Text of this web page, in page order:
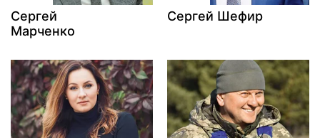
Сергей
Марченко
Сергей Шефир